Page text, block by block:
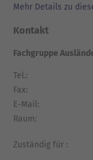
Mehr Details zu
Kontakt
Fachgruppe
Tel.:
Fax:
E-Mail:
Raum:
Zuständig für :